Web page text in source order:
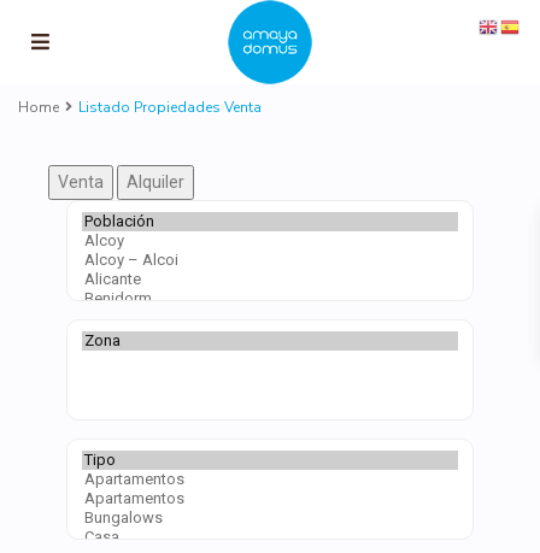
Home Listado Propiedades Venta
Venta Alquiler